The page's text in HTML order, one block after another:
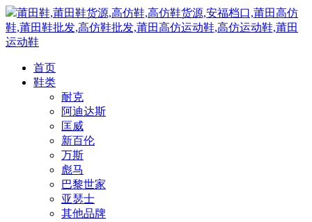
莆田鞋,莆田鞋货源,高仿鞋,高仿鞋货源,安福档口,莆田高仿
鞋,莆田鞋批发,高仿鞋批发,莆田高仿运动鞋,高仿运动鞋,莆田
运动鞋
首页
鞋类
耐克
阿迪达斯
匡威
新百伦
万斯
彪马
巴黎世家
亚瑟士
其他品牌